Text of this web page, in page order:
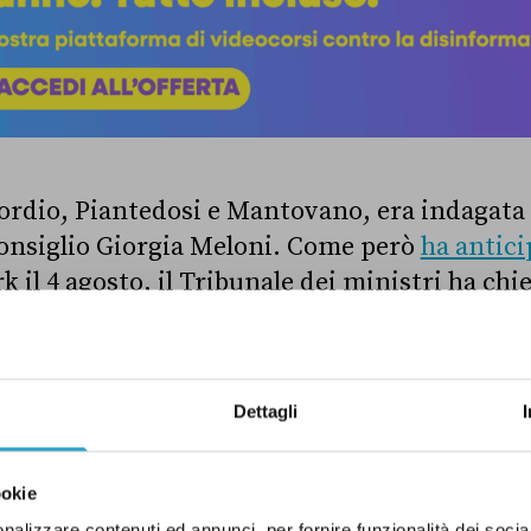
Dettagli
Piantedosi e Mantovano, era indagata
Giorgia Meloni. Come però ha
il 4 agosto, il Tribunale dei ministri ha
Meloni e quindi la fine delle indagini nei
è una sezione specializzata del
commessi dal presidente del
loro funzioni. Secondo quanto riferito da
ha ritenuto che la presidente del
decisione su Almasri e non abbia